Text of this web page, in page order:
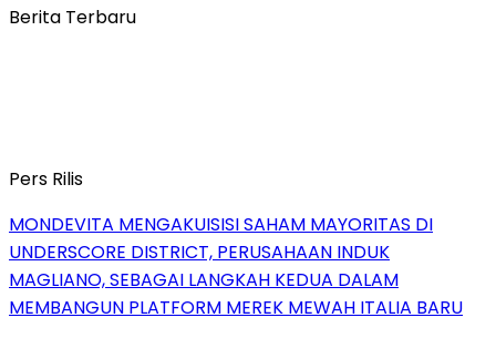
Berita Terbaru
Pers Rilis
MONDEVITA MENGAKUISISI SAHAM MAYORITAS DI
UNDERSCORE DISTRICT, PERUSAHAAN INDUK
MAGLIANO, SEBAGAI LANGKAH KEDUA DALAM
MEMBANGUN PLATFORM MEREK MEWAH ITALIA BARU